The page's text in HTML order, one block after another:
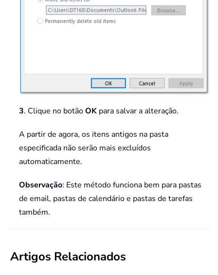
3. Clique no botãoOK para salvar a alteração.
A partir de agora, os itens antigos na pasta
especificada não serão mais excluídos
automaticamente.
Observação: Este método funciona bem para pastas
de email, pastas de calendário e pastas de tarefas
também.
Artigos Relacionados